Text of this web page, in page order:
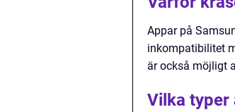
Appar på
inkompatibilitet
är också möjligt
Vilka typer